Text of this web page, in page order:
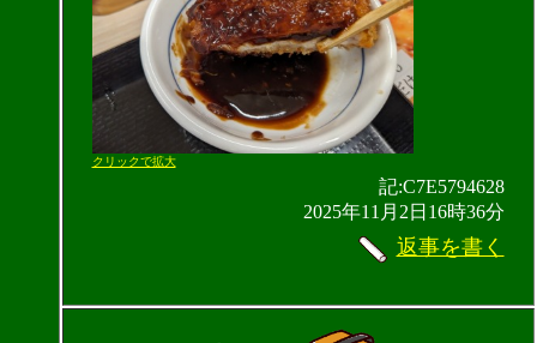
クリックで拡大
記:C7E5794628
2025年11月2日16時36分
返事を書く